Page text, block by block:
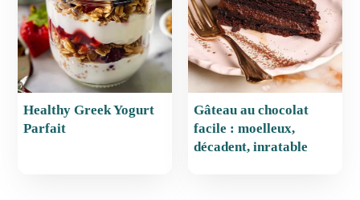
Healthy Greek Yogurt
Parfait
Gâteau au chocolat
facile : moelleux,
décadent, inratable